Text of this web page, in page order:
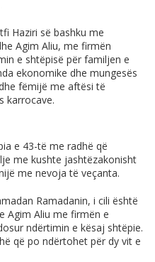
Haziri së bashku me
Agim Aliu, me firmën
e shtëpisë për familjen e
ekonomike dhe mungesës
fëmijë me aftësi të
karrocave.
e 43-të me radhë që
me kushte jashtëzakonisht
me nevoja të veçanta.
Ramadanin, i cili është
Agim Aliu me firmën e
ndërtimin e kësaj shtëpie.
që po ndërtohet për dy vit e